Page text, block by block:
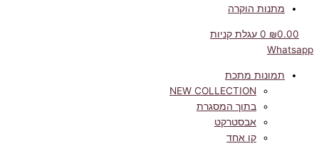
מתנות הוקרה
₪0.00
0
עגלת קניות
Whatsapp
תמונות מתכת
NEW COLLECTION
בתוך המסגרת
אבסטרקט
קו אחד